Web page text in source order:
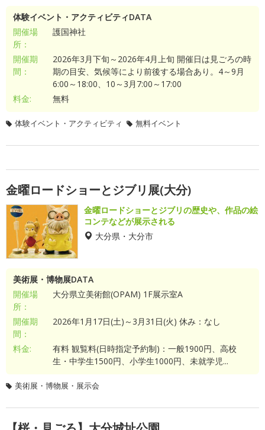
体験イベント・アクティビティDATA
開催場
所：
護国神社
開催期
間：
2026年3月下旬～2026年4月上旬 開催日は見ごろの時
期の目安、気候等により前後する場合あり。4～9月
6:00～18:00、10～3月7:00～17:00
料金:
無料
体験イベント・アクティビティ 無料イベント
金曜ロードショーとジブリ展(大分)
金曜ロードショーとジブリの歴史や、作品の絵
コンテなどが展示される
大分県・大分市
美術展・博物展DATA
開催場
所：
大分県立美術館(OPAM) 1F展示室A
開催期
間：
2026年1月17日(土)～3月31日(火) 休み：なし
料金:
有料 観覧料(日時指定予約制)：一般1900円、高校
生・中学生1500円、小学生1000円、未就学児...
美術展・博物展・展示会